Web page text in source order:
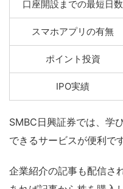
口座開設までの最短日数
スマホアプリの有無
ポイント投資
IPO実績
SMBC日興証券では、学
できるサービスが便利です
企業紹介の記事も配信さ